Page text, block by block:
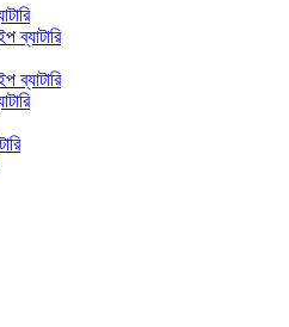
ব্যাটারি
ব্যাটারি